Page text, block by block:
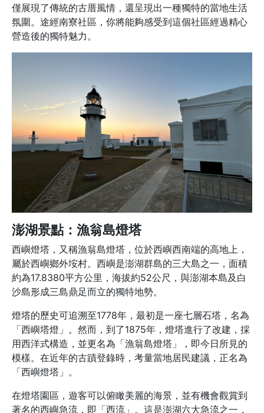
僅展現了傳統的古厝風情，還呈現出一種獨特的當地生活
氛圍。途經南寮社區，你將能夠感受到這個社區經過精心
營造後的獨特魅力。
澎湖景點：漁翁島燈塔
西嶼燈塔，又稱漁翁島燈塔，位於西嶼西南端的高地上，
屬於西嶼鄉外垵村。西嶼是澎湖群島的三大島之一，面積
約為17.8380平方公里，海拔約52公尺，與澎湖本島及白
沙島形成三島鼎足而立的獨特地勢。
燈塔的歷史可追溯至1778年，最初是一座七層石塔，名為
「西嶼塔燈」。然而，到了1875年，燈塔進行了改建，採
用西洋式構造，並更名為「漁翁島燈塔」，即今日所見的
模樣。在近年的古蹟登錄時，考量當地居民建議，正名為
「西嶼燈塔」。
在燈塔園區，遊客可以俯瞰美麗的海景，並有機會觀賞到
著名的西嶼急流，即「西流」。這是澎湖六大急流之一，